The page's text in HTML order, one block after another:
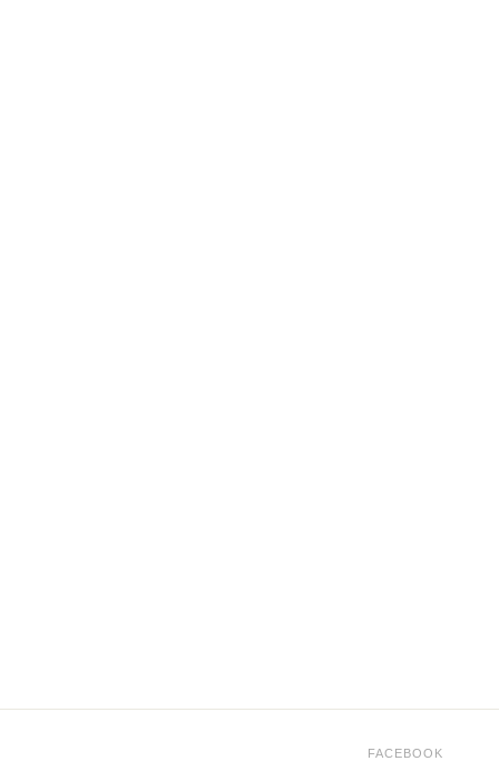
FACEBOOK